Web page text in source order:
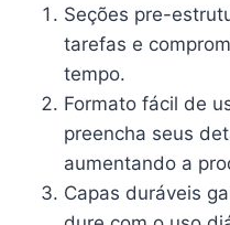
Seções pre-
tarefas e
tempo.
Formato fácil de
preencha seus
aumentando a
Capas duráveis